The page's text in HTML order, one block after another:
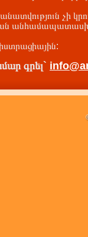
չի
գրել`